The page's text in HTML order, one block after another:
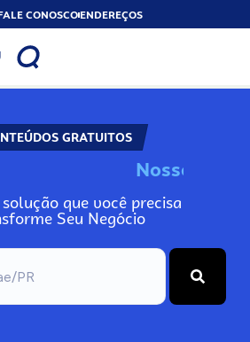
CONOSCOENDEREÇOS
GRATUITOS
Nosso
que você precisa
Seu Negócio